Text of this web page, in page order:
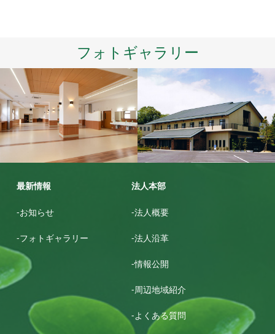
フォトギャラリー
ゆめが丘鶴寿園 グリ－ントピア名張
最新情報
-お知らせ
-フォトギャラリー
法人本部
-法人概要
-法人沿革
-情報公開
-周辺地域紹介
-よくある質問